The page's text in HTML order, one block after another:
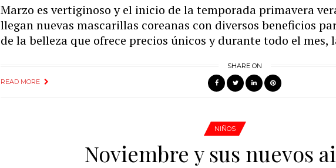
Marzo es vertiginoso y el inicio de la temporada primavera
llegan nuevas mascarillas coreanas con diversos beneficios
de la belleza que ofrece precios únicos y durante todo el mes,
READ MORE
SHARE ON
NIÑOS
Noviembre y sus nuevos